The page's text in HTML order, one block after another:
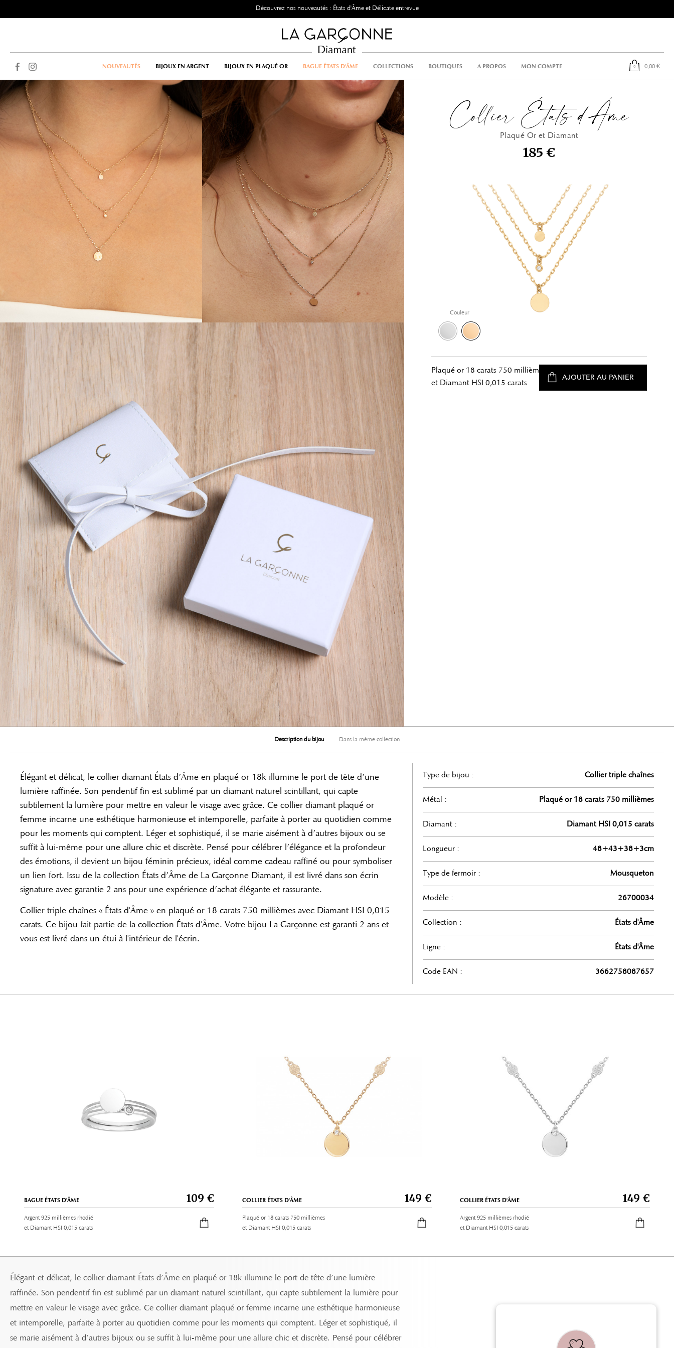
Livraison à domicile offerte dès 159 € d'achat
NOUVEAUTÉS BIJOUX EN ARGENT BIJOUX EN PLAQUÉ OR BAGUE ÉTATS D'ÂME COLLECTIONS BOUTIQUES A PROPOS MON COMPTE
Élégant et délicat, le collier diamant États d’Âme en plaqué or 18k illumine le port de tête d’une lumière
raffinée. Son pendentif fin est sublimé par un diamant naturel scintillant, qui capte subtilement la lumière pour
mettre en valeur le visage avec grâce. Ce collier diamant plaqué or femme incarne une esthétique harmonieuse
et intemporelle, parfaite à porter au quotidien comme pour les moments qui comptent. Léger et sophistiqué, il
se marie aisément à d’autres bijoux ou se suffit à lui-même pour une allure chic et discrète. Pensé pour célébrer
Collier États d'Âme
Plaqué Or et Diamant
185 €
Couleur
AJOUTER AU PANIER
Plaqué or 18 carats 750 millièmes
et Diamant HSI 0,015 carats
Description du bijou Dans la même collection
Élégant et délicat, le collier diamant États d’Âme en plaqué or 18k illumine le port de tête d’une
lumière raffinée. Son pendentif fin est sublimé par un diamant naturel scintillant, qui capte
subtilement la lumière pour mettre en valeur le visage avec grâce. Ce collier diamant plaqué or
femme incarne une esthétique harmonieuse et intemporelle, parfaite à porter au quotidien comme
pour les moments qui comptent. Léger et sophistiqué, il se marie aisément à d’autres bijoux ou se
suffit à lui-même pour une allure chic et discrète. Pensé pour célébrer l’élégance et la profondeur
des émotions, il devient un bijou féminin précieux, idéal comme cadeau raffiné ou pour symboliser
un lien fort. Issu de la collection États d’Âme de La Garçonne Diamant, il est livré dans son écrin
signature avec garantie 2 ans pour une expérience d’achat élégante et rassurante.
Collier triple chaînes « États d'Âme » en plaqué or 18 carats 750 millièmes avec Diamant HSI 0,015
carats. Ce bijou fait partie de la collection États d'Âme. Votre bijou La Garçonne est garanti 2 ans et
vous est livré dans un étui à l'intérieur de l'écrin.
Type de bijou : Collier triple chaînes
Métal : Plaqué or 18 carats 750 millièmes
Diamant : Diamant HSI 0,015 carats
Longueur : 48+43+38+3cm
Type de fermoir : Mousqueton
Modèle : 26700034
Collection : États d'Âme
Ligne : États d'Âme
Code EAN : 3662758087657
109 €
BAGUE ÉTATS D'ÂME
Argent 925 millièmes rhodié
et Diamant HSI 0,015 carats
149 €
COLLIER ÉTATS D'ÂME
Plaqué or 18 carats 750 millièmes
et Diamant HSI 0,015 carats
149 €
COLLIER ÉTATS D'ÂME
Argent 925 millièmes rhodié
et Diamant HSI 0,015 carats